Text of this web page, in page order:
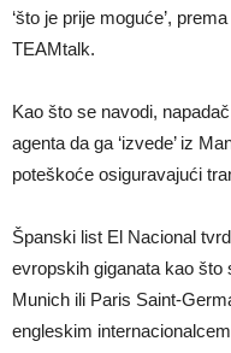
Istina konačno isplivala
niko do sada, bolje je
Pobijedio Đokovića
‘što je prije moguće’,
TEAMtalk.
Kao što se navodi,
agenta da ga ‘izvede’ iz
poteškoće osiguravajući
Španski list El Nacional
evropskih giganata kao što
Munich ili Paris Saint-
engleskim